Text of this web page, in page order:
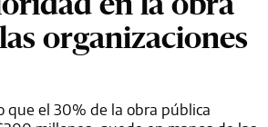
organizaciones
que el 30% de la obra pública